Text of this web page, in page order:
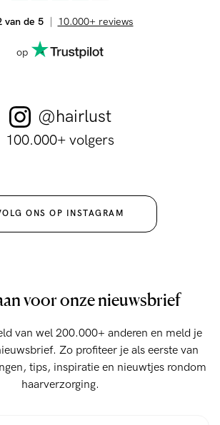
van de 5 10.000+ reviews
op
100.000+ volgers
@hairlust
ONS OP INSTAGRAM
voor onze nieuwsbrief
van wel 200.000+ anderen en meld je
Zo profiteer je als eerste van
tips, inspiratie en nieuwtjes rondom
haarverzorging.
algemene voorwaarden